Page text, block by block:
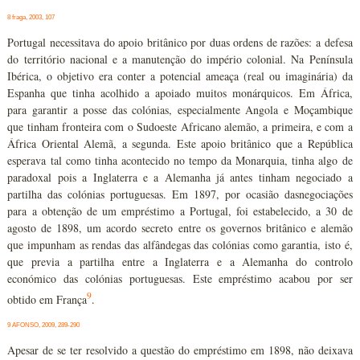
8 fraga, 2003, 107
Portugal necessitava do apoio britânico por duas ordens de razões: a defesa
do território nacional e a manutenção do império colonial. Na Península
Ibérica, o objetivo era conter a potencial ameaça (real ou imaginária) da
Espanha que tinha acolhido a apoiado muitos monárquicos. Em África,
para garantir a posse das colónias, especialmente Angola e Moçambique
que tinham fronteira com o Sudoeste Africano alemão, a primeira, e com a
África Oriental Alemã, a segunda. Este apoio britânico que a República
esperava tal como tinha acontecido no tempo da Monarquia, tinha algo de
paradoxal pois a Inglaterra e a Alemanha já antes tinham negociado a
partilha das colónias portuguesas. Em 1897, por ocasião dasnegociações
para a obtenção de um empréstimo a Portugal, foi estabelecido, a 30 de
agosto de 1898, um acordo secreto entre os governos britânico e alemão
que impunham as rendas das alfândegas das colónias como garantia, isto é,
que previa a partilha entre a Inglaterra e a Alemanha do controlo
económico das colónias portuguesas. Este empréstimo acabou por ser
obtido em França9.
9 AFONSO, 2009, 289-290
Apesar de se ter resolvido a questão do empréstimo em 1898, não deixava